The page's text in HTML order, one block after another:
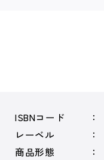
ISBNコード
レーベル
商品形態